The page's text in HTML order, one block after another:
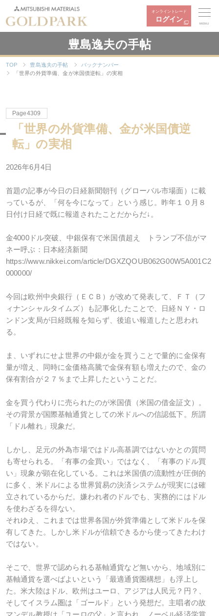
オンライントレード
ログイン
MENU
豊島逸夫の手帖
TOP 豊島逸夫の手帖
バックナンバー
「世界の外貨準備、金が米国債逆転」の実相
Page4309
「世界の外貨準備、金が米国債逆
転」の実相
2026年6月4日
首題の記事が今日の日経新聞朝刊（グローバル市場面）に載
っているが、「何を今になって」という感じ。昨年１０月８
日付け日経で既に報道されたことだからだ↓ 。
金4000ドル突破、中銀保有で米国債超え トランプ不信がマ
ネー呼ぶ：日本経済新聞
https://www.nikkei.com/article/DGXZQOUB062G00W5A001C2
000000/
今回は欧州中央銀行（ＥＣＢ）が改めて発表して、ＦＴ
（フ
ィナンシャルタイムズ）
も記事化したことで、日経ＮＹ・ロ
ンドン支局が日経既報を知らず、後追い報道したと思われ
る。
ま、いずれにせよ世界の中銀が金を買うことで量的に金保有
量が増え、同時に金価格高騰で金保有額も増えたので、金の
保有割合が２７％まで上昇したということだ。
金を買う代わりに売られたのが米国債（米国の借金証文）。
その背景が国際基軸通貨としての米ドルへの信認低下。所謂
「ドル離れ」現象だ。
しかし、足元の外為市場ではドル高基調ではないかとの質問
も寄せられる。「有事の金買い」ではなく、「有事のドル買
い」現象が顕在化している。これは米国債の流動性が圧倒的
に多く、米ドルによる世界貿易の決済システムが現実には確
立されているからだ。嫌われ者のドルでも、実務的にはドル
を使わざるを得ない。
それゆえ、これまでは世界各国が外貨準備として米ドルを保
有してきた。しかし米ドルが信頼できるから使ってきたわけ
ではない。
そこで、世界で認められる基軸通貨など無いから、地域別に
基軸通貨を選べばよいという「最適通貨圏構想」も浮上し
た。米大陸はドル、欧州はユーロ、アジアは人民元？円？、
そしてイスラム圏は「ゴールド」という発想だ。主唱者の故
マンデル教授は「ユーロの父」と言われ、ノーベル経済学賞